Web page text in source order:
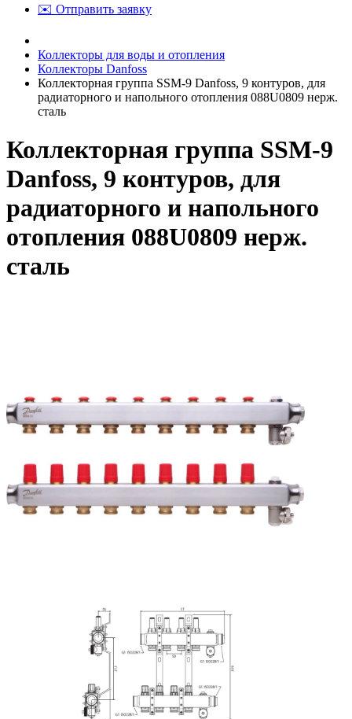
✉️ Отправить заявку
Коллекторы для воды и отопления
Коллекторы Danfoss
Коллекторная группа SSM-9 Danfoss, 9 контуров, для
радиаторного и напольного отопления 088U0809 нерж.
сталь
Коллекторная группа SSM-9
Danfoss, 9 контуров, для
радиаторного и напольного
отопления 088U0809 нерж.
сталь